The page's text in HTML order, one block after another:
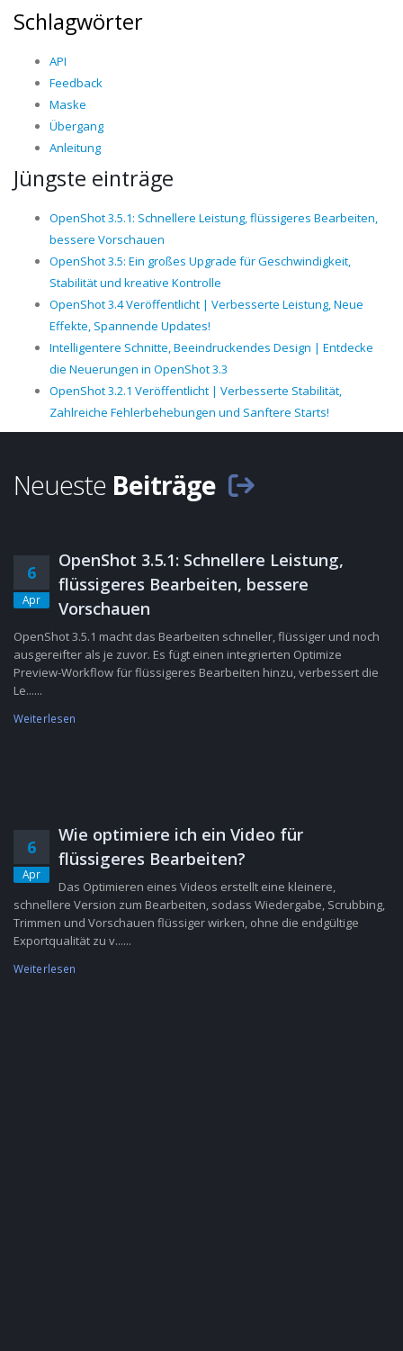
Schlagwörter
API
Feedback
Maske
Übergang
Anleitung
Jüngste einträge
OpenShot 3.5.1: Schnellere Leistung, flüssigeres Bearbeiten,
bessere Vorschauen
OpenShot 3.5: Ein großes Upgrade für Geschwindigkeit,
Stabilität und kreative Kontrolle
OpenShot 3.4 Veröffentlicht | Verbesserte Leistung, Neue
Effekte, Spannende Updates!
Intelligentere Schnitte, Beeindruckendes Design | Entdecke
die Neuerungen in OpenShot 3.3
OpenShot 3.2.1 Veröffentlicht | Verbesserte Stabilität,
Zahlreiche Fehlerbehebungen und Sanftere Starts!
Neueste Beiträge
6
Apr
OpenShot 3.5.1: Schnellere Leistung,
flüssigeres Bearbeiten, bessere
Vorschauen
OpenShot 3.5.1 macht das Bearbeiten schneller, flüssiger und noch
ausgereifter als je zuvor. Es fügt einen integrierten Optimize
Preview-Workflow für flüssigeres Bearbeiten hinzu, verbessert die
Le......
Weiterlesen
6
Apr
Wie optimiere ich ein Video für
flüssigeres Bearbeiten?
Das Optimieren eines Videos erstellt eine kleinere,
schnellere Version zum Bearbeiten, sodass Wiedergabe, Scrubbing,
Trimmen und Vorschauen flüssiger wirken, ohne die endgültige
Exportqualität zu v......
Weiterlesen